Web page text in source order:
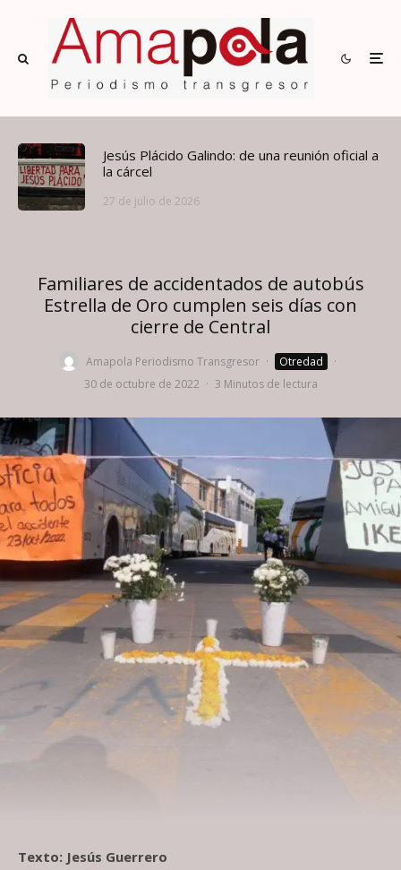
Jesús Plácido Galindo: de una reunión oficial a
la cárcel
27 de julio de 2026
Familiares de accidentados de autobús
Estrella de Oro cumplen seis días con
cierre de Central
Amapola Periodismo Transgresor · Otredad
·
30 de octubre de 2022 · 3 Minutos de lectura
Texto: Jesús Guerrero